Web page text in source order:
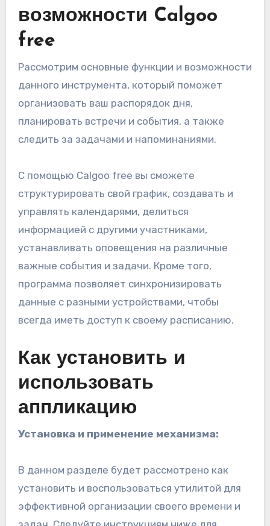
возможности Calgoo
free
Рассмотрим основные функции и возможности
данного инструмента, который поможет
организовать ваш распорядок дня,
планировать встречи и события, а также
следить за задачами и напоминаниями.
С помощью Calgoo free вы сможете
структурировать свой график, создавать и
управлять календарями, делиться
информацией с другими участниками,
устанавливать оповещения на различные
важные события и задачи. Кроме того,
программа позволяет синхронизировать
данные с разными устройствами, чтобы
всегда иметь доступ к своему расписанию.
Как установить и
использовать
аппликацию
Установка и применение механизма:
В данном разделе будет рассмотрено как
установить и воспользоваться утилитой для
эффективной организации своего времени и